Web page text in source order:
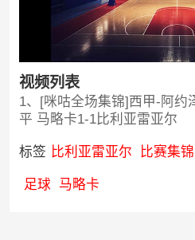
视频列表
1、[咪咕全场集锦]西甲-阿约
平 马略卡1-1比利亚雷亚尔
标签 比利亚雷亚尔 比赛集锦
足球 马略卡